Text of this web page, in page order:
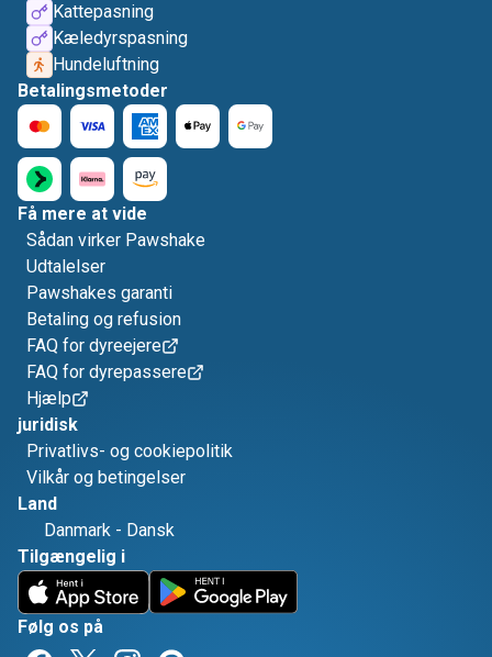
Kattepasning
Kæledyrspasning
Hundeluftning
Betalingsmetoder
Få mere at vide
Sådan virker Pawshake
Udtalelser
Pawshakes garanti
Betaling og refusion
FAQ for dyreejere
FAQ for dyrepassere
Hjælp
juridisk
Privatlivs- og cookiepolitik
Vilkår og betingelser
Land
Danmark - Dansk
Tilgængelig i
Følg os på